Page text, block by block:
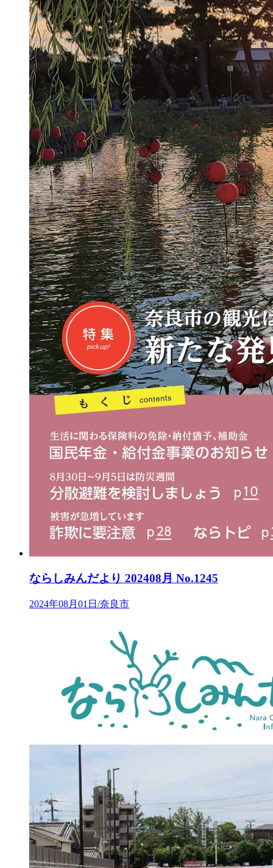
ならしみんだより 202408月 No.1245
2024年08月01日/奈良市